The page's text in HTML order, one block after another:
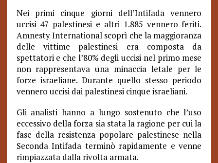
Nei primi cinque giorni dell’Intifada vennero
uccisi 47 palestinesi e altri 1.885 vennero feriti.
Amnesty International scoprì che la maggioranza
delle vittime palestinesi era composta da
spettatori e che l’80% degli uccisi nel primo mese
non rappresentava una minaccia letale per le
forze israeliane. Durante quello stesso periodo
vennero uccisi dai palestinesi cinque israeliani.
Gli analisti hanno a lungo sostenuto che l’uso
eccessivo della forza sia stata la ragione per cui la
fase della resistenza popolare palestinese nella
Seconda Intifada terminò rapidamente e venne
rimpiazzata dalla rivolta armata.